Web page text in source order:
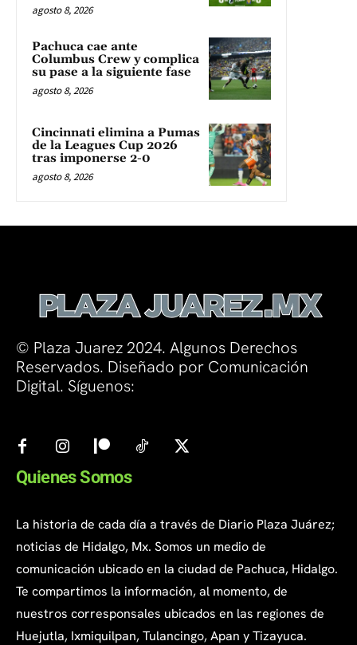
agosto 8, 2026
Pachuca cae ante
Columbus Crew y complica
su pase a la siguiente fase
agosto 8, 2026
Cincinnati elimina a Pumas
de la Leagues Cup 2026
tras imponerse 2-0
agosto 8, 2026
© Plaza Juarez 2024. Algunos Derechos
Reservados. Diseñado por Comunicación
Digital. Síguenos:
Quienes Somos
La historia de cada día a través de Diario Plaza Juárez;
noticias de Hidalgo, Mx. Somos un medio de
comunicación ubicado en la ciudad de Pachuca, Hidalgo.
Te compartimos la información, al momento, de
nuestros corresponsales ubicados en las regiones de
Huejutla, Ixmiquilpan, Tulancingo, Apan y Tizayuca.